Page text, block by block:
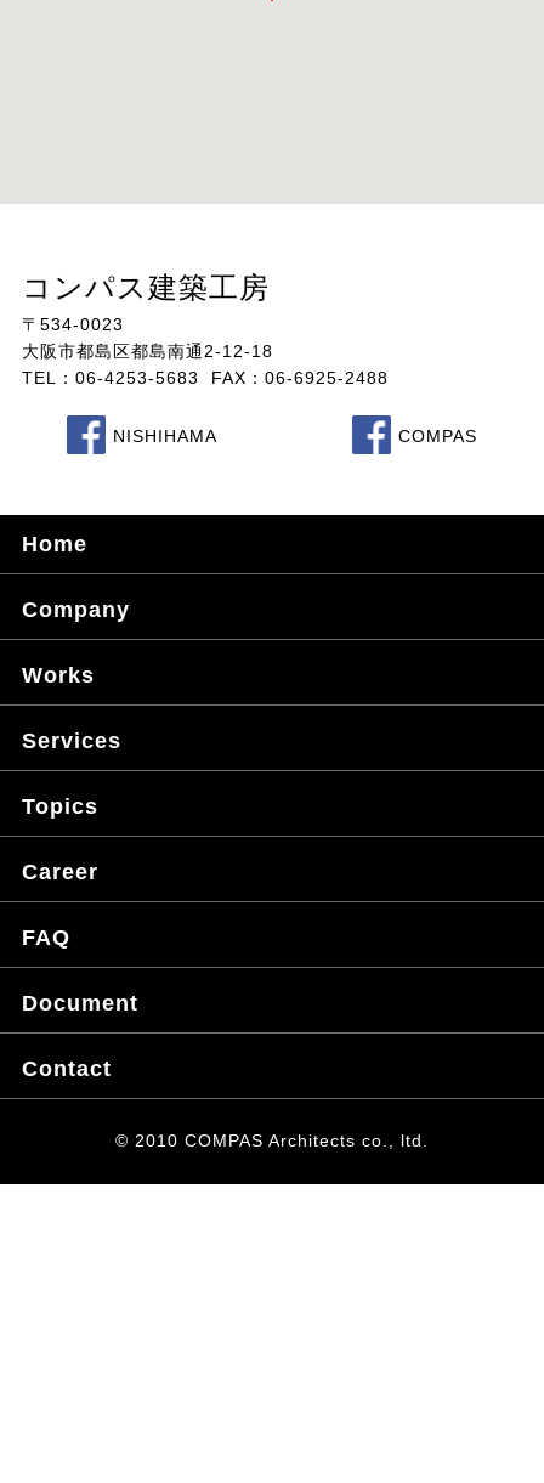
コンパス建築工房
〒534-0023
大阪市都島区都島南通2-12-18
TEL：06-4253-5683 FAX：06-6925-2488
NISHIHAMA COMPAS
Home
Company
Works
Services
Topics
Career
FAQ
Document
Contact
© 2010 COMPAS Architects co., ltd.